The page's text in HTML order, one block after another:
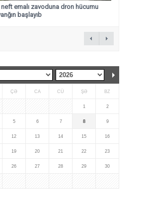
neft emalı zavoduna dron hücumu
başlayıb
ÇƏ CA CÜ ŞƏ BZ
1 2
5 6 7 8 9
12 13 14 15 16
19 20 21 22 23
26 27 28 29 30